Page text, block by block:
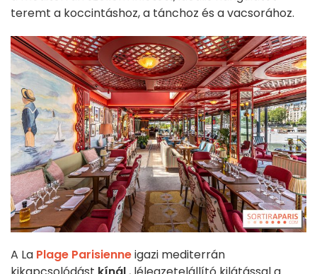
teremt a koccintáshoz, a tánchoz és a vacsorához.
A La Plage Parisienneigazi mediterrán